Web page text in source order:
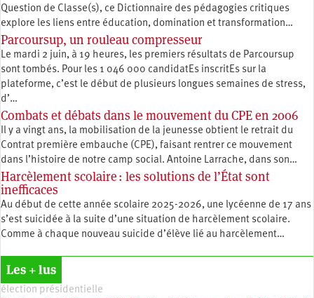
Question de Classe(s), ce Dictionnaire des pédagogies critiques
explore les liens entre éducation, ­domination et transformation…
Parcoursup, un rouleau compresseur
Le mardi 2 juin, à 19 heures, les premiers résultats de Parcoursup
sont tombés. Pour les 1 046 000 candidatEs inscritEs sur la
plateforme, c’est le début de plusieurs longues semaines de stress,
d’…
Combats et débats dans le mouvement du CPE en 2006
Il y a vingt ans, la mobilisation de la jeunesse obtient le retrait du
Contrat première embauche (CPE), faisant rentrer ce mouvement
dans l’histoire de notre camp social. Antoine Larrache, dans son…
Harcèlement scolaire : les solutions de l’État sont
inefficaces
Au début de cette année scolaire 2025-2026, une lycéenne de 17 ans
s’est suicidée à la suite d’une situation de harcèlement scolaire.
Comme à chaque nouveau suicide d’élève lié au harcèlement…
Les + lus
élection présidentielle